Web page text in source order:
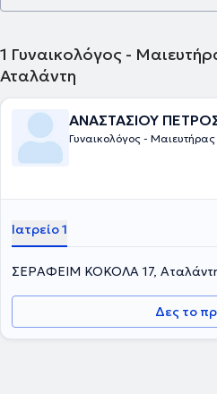
1 Γυναικολόγος -
Αταλάντη
ΑΝΑΣΤΑΣΙΟΥ
Γυναικολόγος - Μαιευτήρας
Ιατρείο 1
ΣΕΡΑΦΕΙΜ ΚΟΚΟΛΑ 17,
Δες το